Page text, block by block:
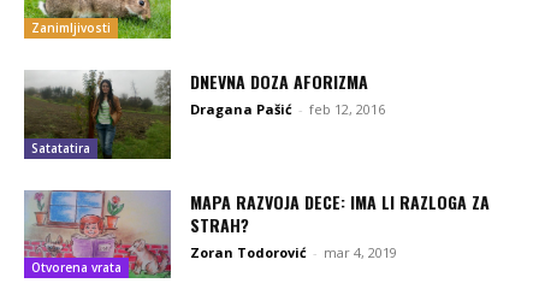
Zanimljivosti
Satatatira
DNEVNA DOZA AFORIZMA
Dragana Pašić - feb 12, 2016
Otvorena vrata
MAPA RAZVOJA DECE: IMA LI RAZLOGA ZA
STRAH?
Zoran Todorović - mar 4, 2019